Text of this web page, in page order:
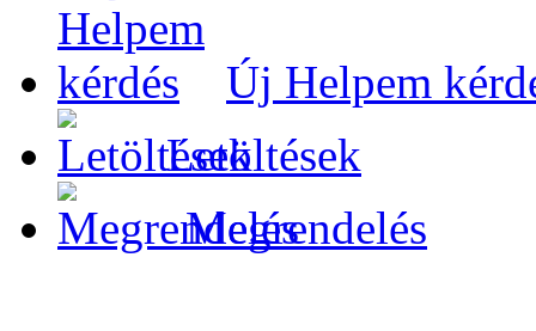
Új Helpem
Letöltések
Megrendelés